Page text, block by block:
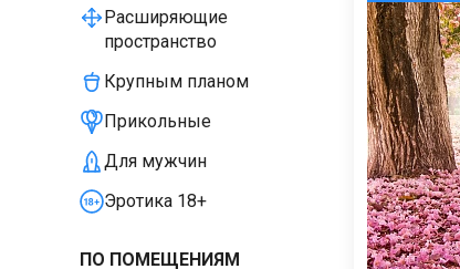
Расширяющие
пространство
Крупным планом
Прикольные
Для мужчин
Эротика 18+
ПО ПОМЕЩЕНИЯМ